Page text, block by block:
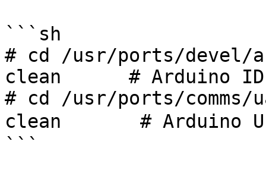
```sh
# cd /usr/ports/devel/
clean      # Arduino
# cd /usr/ports/comms/
clean       # Arduino
```